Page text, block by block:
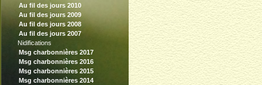
Au fil des jours 2010
Au fil des jours 2009
Au fil des jours 2008
Au fil des jours 2007
Nidifications
Msg charbonnières 2017
Msg charbonnières 2016
Msg charbonnières 2015
Msg charbonnières 2014